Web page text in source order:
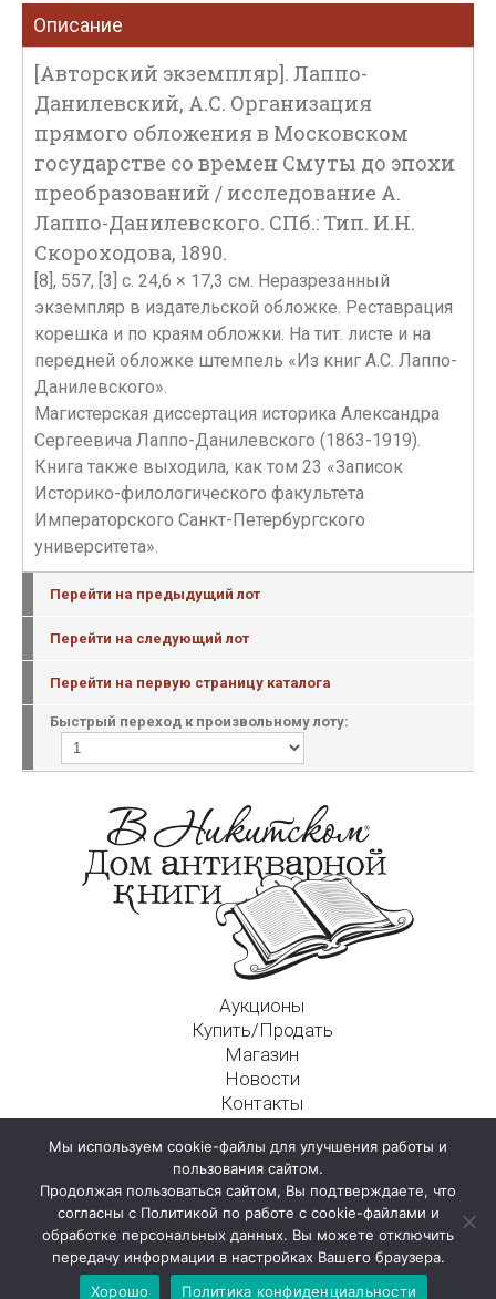
Описание
[Авторский экземпляр]. Лаппо-
Данилевский, А.С. Организация
прямого обложения в Московском
государстве со времен Смуты до эпохи
преобразований / исследование А.
Лаппо-Данилевского. СПб.: Тип. И.Н.
Скороходова, 1890.
[8], 557, [3] с. 24,6 × 17,3 см. Неразрезанный
экземпляр в издательской обложке. Реставрация
корешка и по краям обложки. На тит. листе и на
передней обложке штемпель «Из книг А.С. Лаппо-
Данилевского».
Магистерская диссертация историка Александра
Сергеевича Лаппо-Данилевского (1863-1919).
Книга также выходила, как том 23 «Записок
Историко-филологического факультета
Императорского Санкт-Петербургского
университета».
Перейти на предыдущий лот
Перейти на следующий лот
Перейти на первую страницу каталога
Быстрый переход к произвольному лоту:
Аукционы
Купить/Продать
Магазин
Новости
Контакты
125009, г. Москва, Никитский пер., д. 4а, стр. 1
Мы используем cookie-файлы для улучшения работы и
пользования сайтом.
Продолжая пользоваться сайтом, Вы подтверждаете, что
согласны с Политикой по работе с cookie-файлами и
обработке персональных данных. Вы можете отключить
передачу информации в настройках Вашего браузера.
Хорошо
Политика конфиденциальности